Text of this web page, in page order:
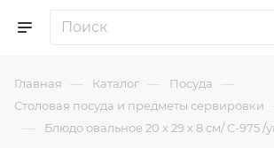
Главная — Каталог — Посуда —
Столовая посуда и предметы сервировки
— Блюдо овальное 20 х 29 х 8 см/ C-975 /